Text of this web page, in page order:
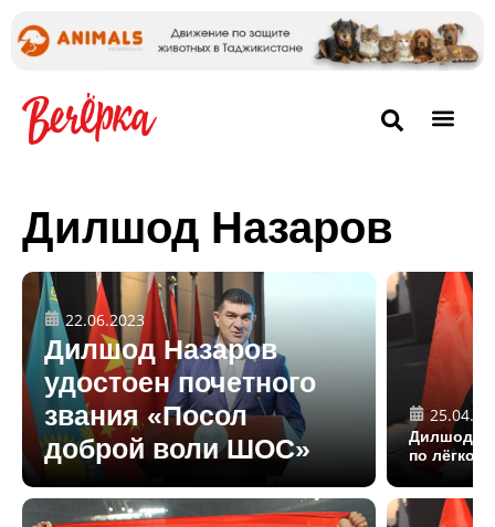
Дилшод Назаров
22.06.2023
Дилшод Назаров
удостоен почетного
звания «Посол
доброй воли ШОС»
Дилшод
по лёгкой